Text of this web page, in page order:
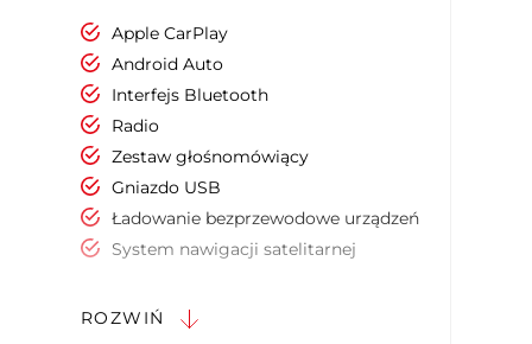
Apple CarPlay
Android Auto
Interfejs Bluetooth
Radio
Zestaw głośnomówiący
Gniazdo USB
Ładowanie bezprzewodowe urządzeń
System nawigacji satelitarnej
Sterowanie funkcjami pojazdu za
pomocą głosu
ROZWIŃ